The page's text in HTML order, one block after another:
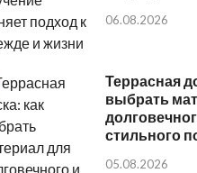
06.08.2026
Террасная
выбрать
стильного
05.08.2026